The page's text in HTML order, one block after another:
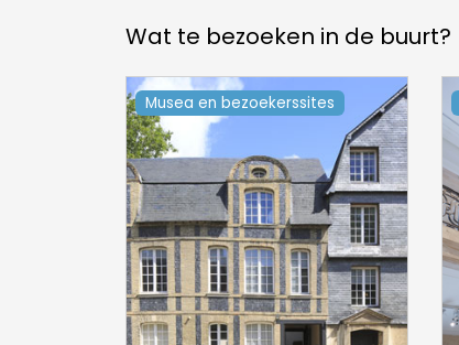
Wat te bezoeken in de buurt?
Musea en bezoekerssites